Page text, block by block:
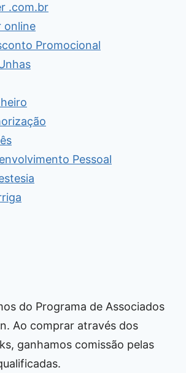
.com.br
online
Promocional
Pessoal
do Programa de Associados
Ao comprar através dos
ganhamos comissão pelas